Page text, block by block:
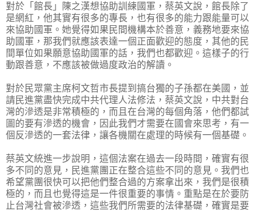
對於「館長」陳之漢想協助訓練國軍，蔡英文說，館長除了
是網紅，他其實有很多的專長，也有很多的能力跟能量可以
來協助國軍。她覺得如果民間機構本於善意，義務地要來協
助國軍，那我們就應該表達一個正面歡迎的態度，其他的民
間單位如果願意協助國軍的話，我們也都歡迎。這樣子的行
動跟善意，不應該被做過度政治的解讀。
對於民眾黨主席柯文哲市長提到搞台獨的子孫都在美國，並
請民進黨盡快完成中共代理人法修法，蔡英文說，中共對台
灣的滲透是非常積極的，而且在台灣的每個角落，他們都試
圖的要有滲透的機會，因此我們才需要在國會來思考，有一
個反滲透的一套法律，讓各機關在處理的時候有一個基礎。
蔡英文統進一步說明，這個法案在過去一段時間，確實有很
多不同的意見，民進黨團正在整合這些不同的意見。我們也
希望黨團很快可以把他們整合過的方案拿出來，我們是很積
極的，而且也覺得這是一件很重要的事情。重點是在於要防
止台灣社會被滲透，這些我們所需要的法律基礎，確實是要